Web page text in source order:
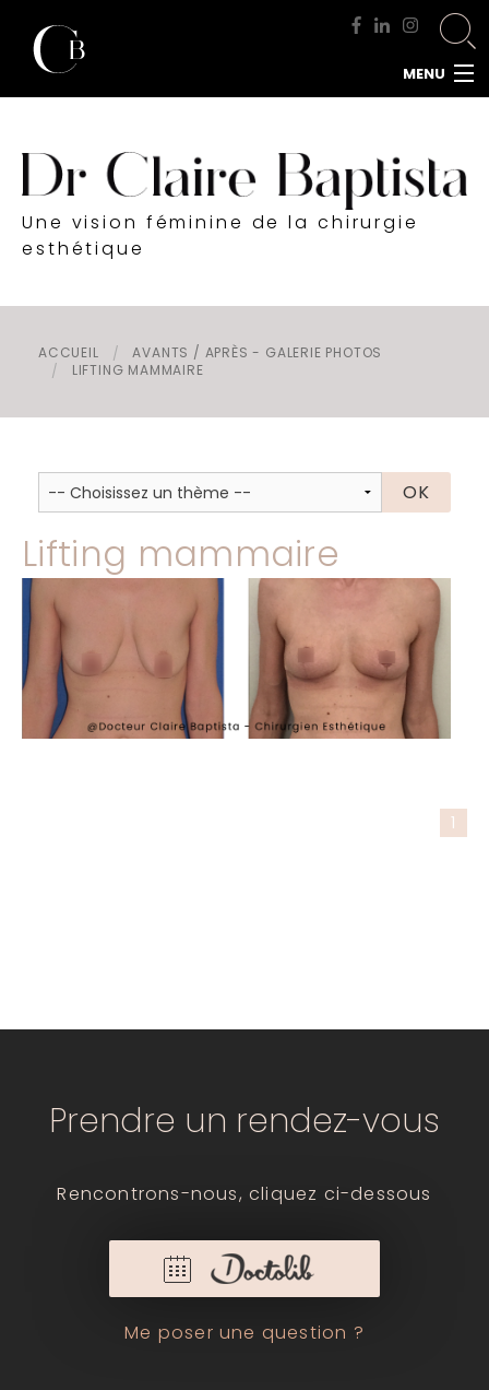
MENU
DOCTEUR BAPTISTA
CHIRURGIE MAMMAIRE
CHIRURGIE DU VISAGE
CHIRURGIE DE LA SILHOUETTE
CHIRURGIE INTIME
MÉDECINE ESTHÉTIQUE
RENDEZ-VOUS
Une vision féminine de la chirurgie
esthétique
ACCUEIL
AVANTS / APRÈS - GALERIE PHOTOS
LIFTING MAMMAIRE
Lifting mammaire
1
Prendre un rendez-vous
Rencontrons-nous, cliquez ci-dessous
Me poser une question ?